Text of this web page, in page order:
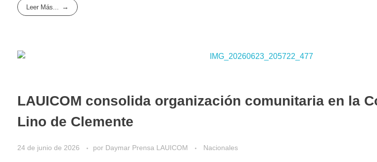
Leer Más...
LAUICOM consolida organización comunitaria en la
Lino de Clemente
24 de junio de 2026 por Daymar Prensa LAUICOM Nacionales